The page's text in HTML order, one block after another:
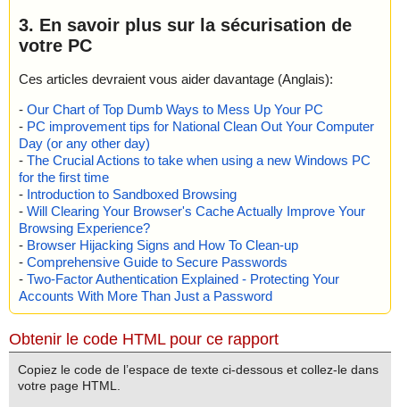
3. En savoir plus sur la sécurisation de
votre PC
Ces articles devraient vous aider davantage (Anglais):
- Our Chart of Top Dumb Ways to Mess Up Your PC
- PC improvement tips for National Clean Out Your Computer
Day (or any other day)
- The Crucial Actions to take when using a new Windows PC
for the first time
- Introduction to Sandboxed Browsing
- Will Clearing Your Browser's Cache Actually Improve Your
Browsing Experience?
- Browser Hijacking Signs and How To Clean-up
- Comprehensive Guide to Secure Passwords
- Two-Factor Authentication Explained - Protecting Your
Accounts With More Than Just a Password
Obtenir le code HTML pour ce rapport
Copiez le code de l’espace de texte ci-dessous et collez-le dans
votre page HTML.